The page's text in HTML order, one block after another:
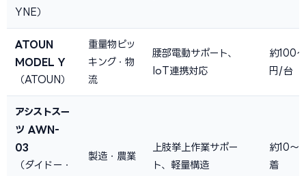
YNE）
ATOUN
MODEL Y
（ATOUN）
重量物ピッ
キング・物
流
腰部電動サポート、
IoT連携対応
約100
円/台
アシストスー
ツ AWN-
03
（ダイドー・
製造・農業
上肢挙上作業サポー
ト、軽量構造
約10〜
着